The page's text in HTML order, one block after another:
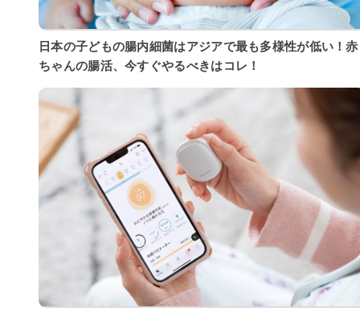
日本の子どもの腸内細菌はアジアで最も多様性が低い！赤
ちゃんの腸活、今すぐやるべきはコレ！